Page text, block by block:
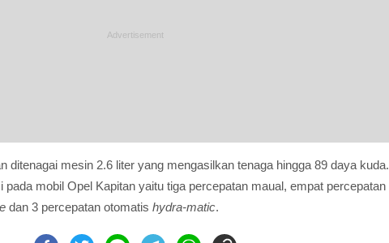
ditenagai mesin 2.6 liter yang mengasilkan tenaga hingga 89 daya kuda.
pada mobil Opel Kapitan yaitu tiga percepatan maual, empat percepatan
dan 3 percepatan otomatis hydra-matic.